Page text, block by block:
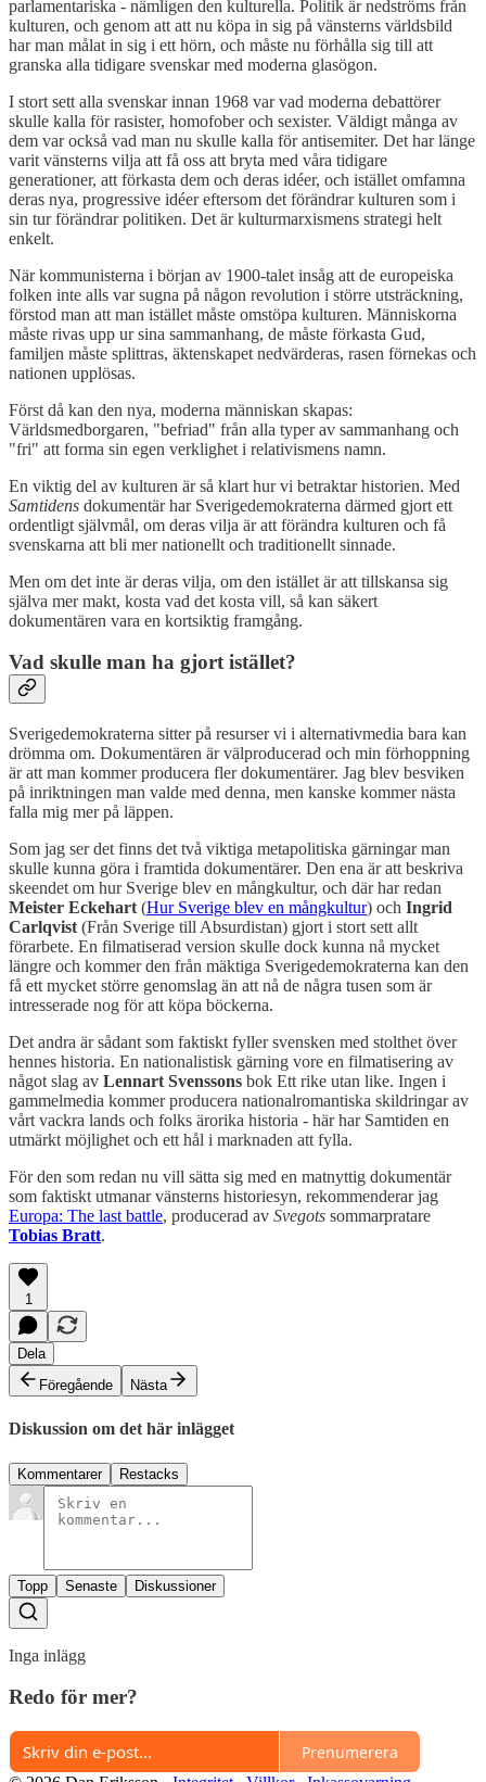
parlamentariska - nämligen den kulturella. Politik är nedströms från
kulturen, och genom att att nu köpa in sig på vänsterns världsbild
har man målat in sig i ett hörn, och måste nu förhålla sig till att
granska alla tidigare svenskar med moderna glasögon.
I stort sett alla svenskar innan 1968 var vad moderna debattörer
skulle kalla för rasister, homofober och sexister. Väldigt många av
dem var också vad man nu skulle kalla för antisemiter. Det har länge
varit vänsterns vilja att få oss att bryta med våra tidigare
generationer, att förkasta dem och deras idéer, och istället omfamna
deras nya, progressive idéer eftersom det förändrar kulturen som i
sin tur förändrar politiken. Det är kulturmarxismens strategi helt
enkelt.
När kommunisterna i början av 1900-talet insåg att de europeiska
folken inte alls var sugna på någon revolution i större utsträckning,
förstod man att man istället måste omstöpa kulturen. Människorna
måste rivas upp ur sina sammanhang, de måste förkasta Gud,
familjen måste splittras, äktenskapet nedvärderas, rasen förnekas och
nationen upplösas.
Först då kan den nya, moderna människan skapas:
Världsmedborgaren, "befriad" från alla typer av sammanhang och
"fri" att forma sin egen verklighet i relativismens namn.
En viktig del av kulturen är så klart hur vi betraktar historien. Med
Samtidens dokumentär har Sverigedemokraterna därmed gjort ett
ordentligt självmål, om deras vilja är att förändra kulturen och få
svenskarna att bli mer nationellt och traditionellt sinnade.
Men om det inte är deras vilja, om den istället är att tillskansa sig
själva mer makt, kosta vad det kosta vill, så kan säkert
dokumentären vara en kortsiktig framgång.
Vad skulle man ha gjort istället?
Sverigedemokraterna sitter på resurser vi i alternativmedia bara kan
drömma om. Dokumentären är välproducerad och min förhoppning
är att man kommer producera fler dokumentärer. Jag blev besviken
på inriktningen man valde med denna, men kanske kommer nästa
falla mig mer på läppen.
Som jag ser det finns det två viktiga metapolitiska gärningar man
skulle kunna göra i framtida dokumentärer. Den ena är att beskriva
skeendet om hur Sverige blev en mångkultur, och där har redan
Meister Eckehart (Hur Sverige blev en mångkultur) och Ingrid
Carlqvist (Från Sverige till Absurdistan) gjort i stort sett allt
förarbete. En filmatiserad version skulle dock kunna nå mycket
längre och kommer den från mäktiga Sverigedemokraterna kan den
få ett mycket större genomslag än att nå de några tusen som är
intresserade nog för att köpa böckerna.
Det andra är sådant som faktiskt fyller svensken med stolthet över
hennes historia. En nationalistisk gärning vore en filmatisering av
något slag av Lennart Svenssons bok Ett rike utan like. Ingen i
gammelmedia kommer producera nationalromantiska skildringar av
vårt vackra lands och folks ärorika historia - här har Samtiden en
utmärkt möjlighet och ett hål i marknaden att fylla.
För den som redan nu vill sätta sig med en matnyttig dokumentär
som faktiskt utmanar vänsterns historiesyn, rekommenderar jag
Europa: The last battle, producerad av Svegots sommarpratare
Tobias Bratt.
1
Dela
Föregående
Nästa
Diskussion om det här inlägget
Kommentarer Restacks
Topp Senaste Diskussioner
Inga inlägg
Redo för mer?
Prenumerera